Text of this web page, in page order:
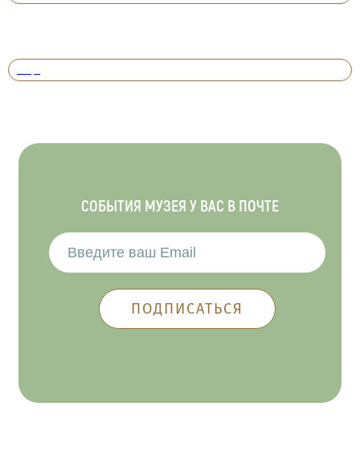
СОБЫТИЯ МУЗЕЯ У ВАС В ПОЧТЕ